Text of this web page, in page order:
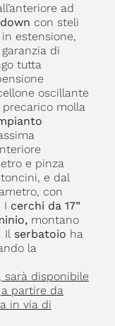
ad
con steli
estensione,
di
tutta
oscillante
molla
e pinza
e dal
con
I cerchi da 17”
montano
Il serbatoio ha
la
sarà disponibile
a partire da
in via di